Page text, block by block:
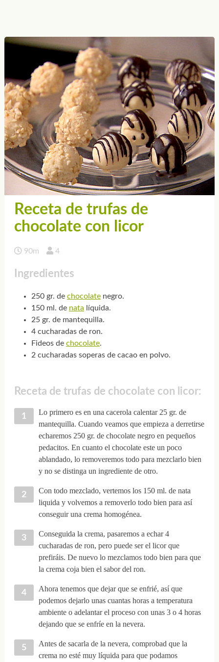
Receta de trufas de
chocolate con licor
90m 4
Ingredientes
250 gr. de chocolatenegro.
150 ml. de nata líquida.
25 gr. de mantequilla.
4 cucharadas de ron.
Fideos de chocolate.
2 cucharadas soperas de cacao en polvo.
Receta de trufas de chocolate con licor:
Lo primero es en una cacerola calentar 25 gr. de
mantequilla. Cuando veamos que empieza a derretirse
echaremos 250 gr. de chocolate negro en pequeños
pedacitos. En cuanto el chocolate este un poco
ablandado, lo removeremos todo para mezclarlo bien
y no se distinga un ingrediente de otro.
Con todo mezclado, vertemos los 150 ml. de nata
liquida y volvemos a removerlo todo bien para así
conseguir una crema homogénea.
Conseguida la crema, pasaremos a echar 4
cucharadas de ron, pero puede ser el licor que
prefiráis. De nuevo lo mezclamos todo bien para que
la crema coja bien el sabor del ron.
Ahora tenemos que dejar que se enfrié, así que
podemos dejarlo unas cuantas horas a temperatura
ambiente o adelantar el proceso con unas 3 o 4 horas
dejando que se enfríe en la nevera.
Antes de sacarla de la nevera, comprobad que la
crema no esté muy líquida para que podamos